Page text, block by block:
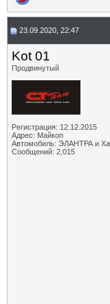
23.09.2020, 22:47
Kot 01
Продвинутый
Регистрация: 12.12.2015
Адрес: Майкоп
Автомобиль: ЭЛАНТРА и
Сообщений: 2,015